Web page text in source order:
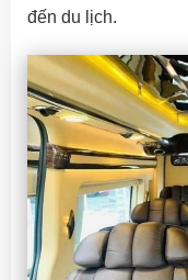
đến du lịch.